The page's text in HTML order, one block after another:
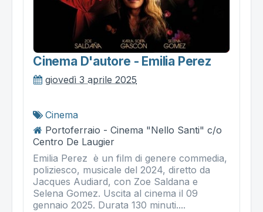
Cinema D'autore - Emilia Perez
giovedì 3 aprile 2025
Cinema
Portoferraio - Cinema "Nello Santi" c/o
Centro De Laugier
Emilia Perez è un film di genere commedia,
poliziesco, musicale del 2024, diretto da
Jacques Audiard, con Zoe Saldana e
Selena Gomez. Uscita al cinema il 09
gennaio 2025. Durata 130 minuti....